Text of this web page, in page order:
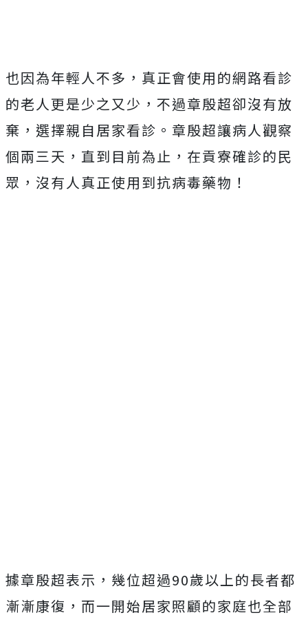
也因為年輕人不多，真正會使用的網路看診
的老人更是少之又少，不過章殷超卻沒有放
棄，選擇親自居家看診。章殷超讓病人觀察
個兩三天，直到目前為止，在貢寮確診的民
眾，沒有人真正使用到抗病毒藥物！
據章殷超表示，幾位超過90歲以上的長者都
漸漸康復，而一開始居家照顧的家庭也全部